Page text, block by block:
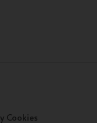
Cookies